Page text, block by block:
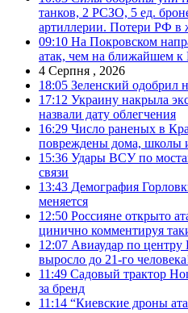
танков, 2 РСЗО, 5 ед.
артиллерии. Потери РФ в
09:10 На Покровском
атак, чем на ближайшем к
4 Серпня , 2026
18:05 Зеленский одобрил
17:12 Украину накрыла
назвали дату облегчения
16:29 Число раненых в
повреждены дома, школы
15:36 Удары ВСУ по
связи
13:43 Демография
меняется
12:50 Россияне открыто
цинично комментируя
12:07 Авиаудар по центру
выросло до 21-го
11:49 Садовый трактор
за бренд
11:14 “Киевские дроны